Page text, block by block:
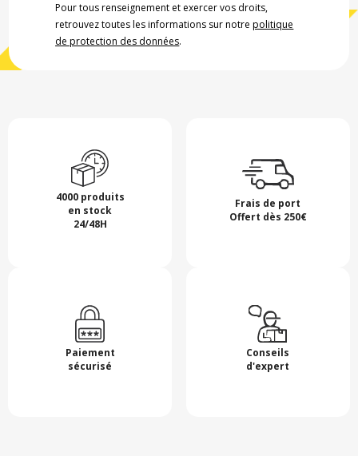
Pour tous renseignement et exercer vos droits,
retrouvez toutes les informations sur notrepolitique
de protection des données.
4000 produits
en stock
24/48H
Frais de port
Offert dès 250€
Paiement
sécurisé
Conseils
d'expert